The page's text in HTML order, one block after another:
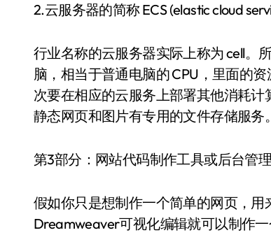
2.云服务器的简称 ECS (elastic cloud
行业名称的云服务器实际上称为 cell。
脑，相当于普通电脑的 CPU，里面的
次要在相应的云服务上部署其他消耗
静态网页和图片有专用的文件存储服务。
第3部分：网站代码制作工具或后台管
假如你只是想制作一个简单的网页，
Dreamweaver可视化编辑就可以制作